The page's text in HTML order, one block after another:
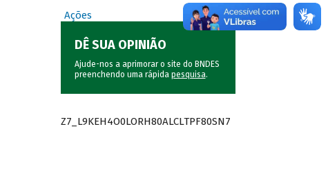
Ações
DÊ SUA OPINIÃO
Ajude-nos a aprimorar o site do BNDES
preenchendo uma rápida pesquisa.
Z7_L9KEH4O0LORH80ALCLTPF80SN7